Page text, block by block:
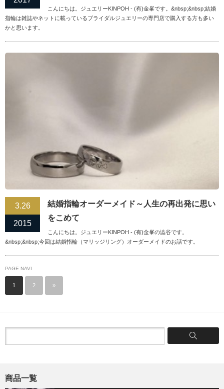
こんにちは。ジュエリーKINPOH - (有)金峯です。&nbsp;&nbsp;結婚
指輪は雑誌やネットに載っているブライダルジュエリーの専門店で購入する方も多い
かと思います。
3.26
2015
結婚指輪オーダーメイド～人生の再出発に思い
をこめて
こんにちは。ジュエリーKINPOH - (有)金峯の澁谷です。
&nbsp;&nbsp;今回は結婚指輪（マリッジリング）オーダーメイドのお話です。
PAGE NAVI
1 2 »
商品一覧